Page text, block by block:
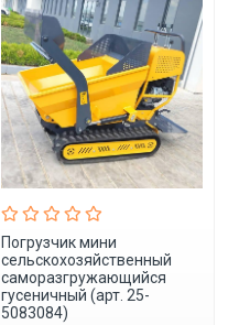
Погрузчик мини
сельскохозяйственный
саморазгружающийся
гусеничный (арт. 25-
5083084)